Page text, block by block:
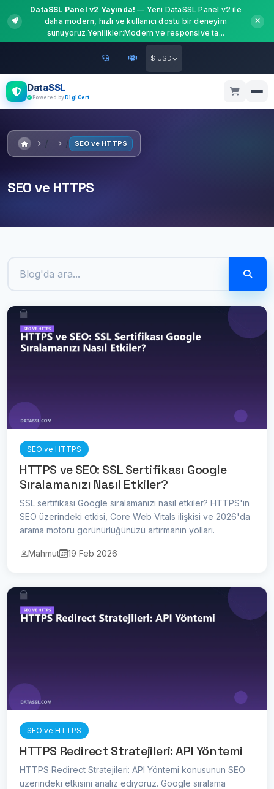
DataSSL Panel v2 Yayında! — Yeni DataSSL Panel v2 ile
daha modern, hızlı ve kullanıcı dostu bir deneyim
sunuyoruz.Yenilikler:Modern ve responsive ta...
$ USD
DataSSL
Powered by DigiCert
SEO ve HTTPS
SEO ve HTTPS
SEO ve HTTPS
HTTPS ve SEO: SSL Sertifikası Google
Sıralamanızı Nasıl Etkiler?
SSL sertifikası Google sıralamanızı nasıl etkiler? HTTPS'in
SEO üzerindeki etkisi, Core Web Vitals ilişkisi ve 2026'da
arama motoru görünürlüğünüzü artırmanın yolları.
Mahmut 19 Feb 2026
SEO ve HTTPS
HTTPS Redirect Stratejileri: API Yöntemi
HTTPS Redirect Stratejileri: API Yöntemi konusunun SEO
üzerindeki etkisini analiz ediyoruz. Google sıralama